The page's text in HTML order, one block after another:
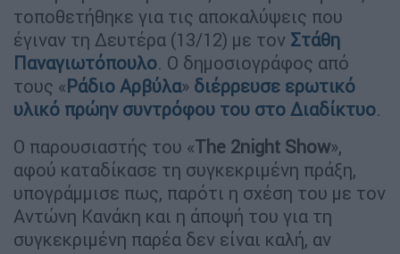
τοποθετήθηκε για τις αποκαλύψεις που
έγιναν τη Δευτέρα (13/12) με τον Στάθη
Παναγιωτόπουλο. Ο δημοσιογράφος από
τους «Ράδιο Αρβύλα» διέρρευσε ερωτικό
υλικό πρώην συντρόφου του στο Διαδίκτυο.
Ο παρουσιαστής του «The 2night Show»,
αφού καταδίκασε τη συγκεκριμένη πράξη,
υπογράμμισε πως, παρότι η σχέση του με τον
Αντώνη Κανάκη και η άποψή του για τη
συγκεκριμένη παρέα δεν είναι καλή, αν